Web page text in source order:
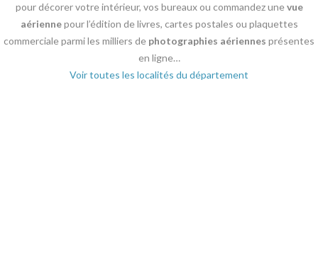
pour décorer votre intérieur, vos bureaux ou commandez unevue
aériennepour l’édition de livres, cartes postales ou plaquettes
commerciale parmi les milliers de photographies aériennes présentes
en ligne…
Voir toutes les localités du département